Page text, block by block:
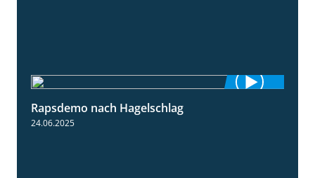
Rapsdemo nach Hagelschlag
24.06.2025